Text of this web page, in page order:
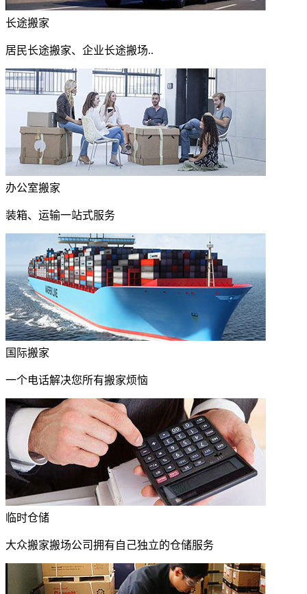
长途搬家
居民长途搬家、企业长途搬场..
办公室搬家
装箱、运输一站式服务
国际搬家
一个电话解决您所有搬家烦恼
临时仓储
大众搬家搬场公司拥有自己独立的仓储服务